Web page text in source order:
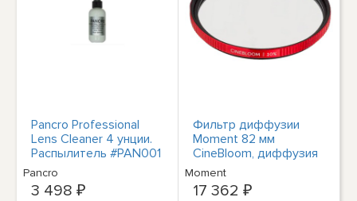
Pancro Professional
Lens Cleaner 4 унции.
Распылитель #PAN001
Pancro
3 498 ₽
Фильтр диффузии
Moment 82 мм
CineBloom, диффузия
10% # 600-073
Moment
17 362 ₽